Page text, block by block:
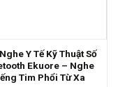
Y Tế Kỹ Thuật Số
Ekuore – Nghe
Tim Phổi Từ Xa